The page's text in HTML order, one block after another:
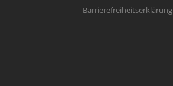
Barrierefreiheitserklärung